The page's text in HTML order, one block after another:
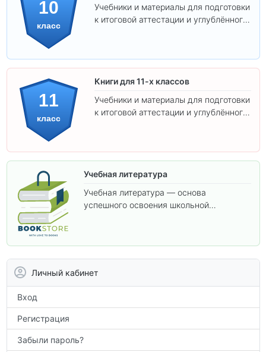
10
класс
Учебники и материалы для подготовки
к итоговой аттестации и углублённого
11
класс
Книги для 11-х классов
Учебники и материалы для подготовки
к итоговой аттестации и углублённого
Учебная литература
Учебная литература — основа
успешного освоения школьной
по предметам.
Личный кабинет
Вход
Регистрация
Забыли пароль?